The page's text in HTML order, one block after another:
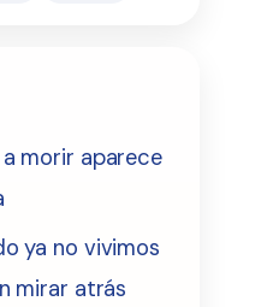
morir aparece
ya no vivimos
mirar atrás